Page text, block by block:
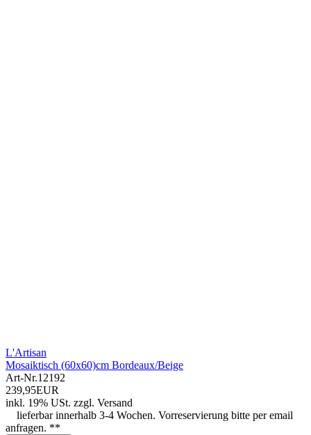
L'Artisan
Mosaiktisch (60x60)cm Bordeaux/Beige
Art-Nr.12192
239,95EUR
inkl. 19% USt. zzgl. Versand
lieferbar innerhalb 3-4 Wochen. Vorreservierung bitte per email
anfragen. **